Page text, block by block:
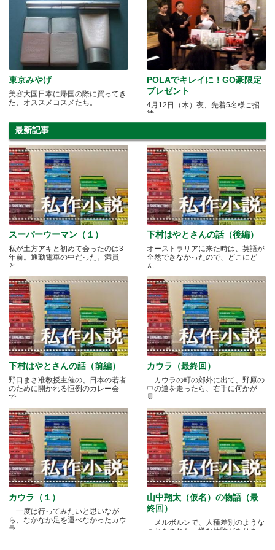
東京みやげ
美容大国日本に帰国の際に買ってき
た、オススメコスメたち。
POLAでキレイに！GO豪限定
プレゼント
4月12日（木）夜、先着5名様ご招
待
最新記事
スーパーウーマン（１）
私が土方アキと初めて会ったのは3
年前。通勤電車の中だった。満員
と.....
下村はやとさんの話（後編）
オーストラリアに来た時は、英語が
全然できなかったので、どこにど
ん.....
下村はやとさんの話（前編）
野口まさ准教授主催の、日本の若者
のために開かれる恒例のカレー会
で.....
カウラ（最終回）
カウラの町の郊外に出て、野原の
中の道を走ったら、右手に何かが
見.....
カウラ（１）
一度は行ってみたいと思いなが
ら、なかなか足を運べなかったカウ
ラ.....
山中翔太（仮名）の物語（最
終回）
メルボルンで、人種差別のような
ことをされた、嫌な体験がありま